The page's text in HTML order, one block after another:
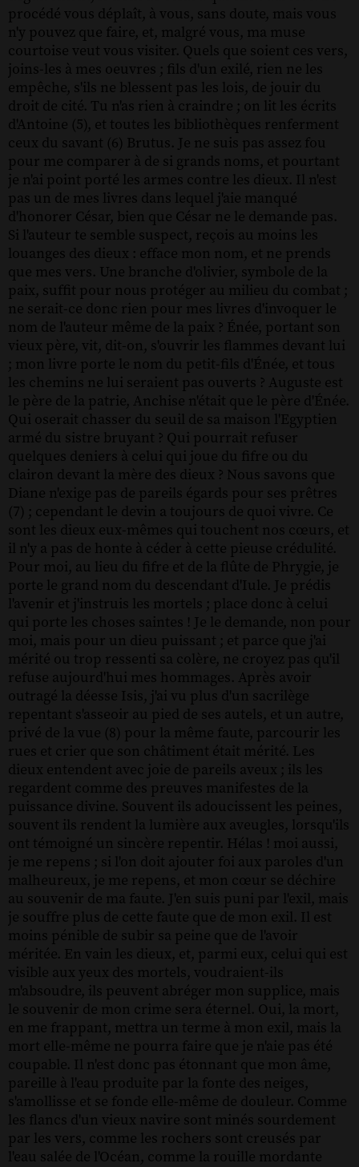
procédé vous déplaît, à vous, sans doute, mais vous
n'y pouvez que faire, et, malgré vous, ma muse
courtoise veut vous visiter. Quels que soient ces vers,
joins-les à mes oeuvres ; fils d'un exilé, rien ne les
empêche, s'ils ne blessent pas les lois, de jouir du
droit de cité. Tu n'as rien à craindre ; on lit les écrits
d'Antoine (5), et toutes les bibliothèques renferment
ceux du savant (6) Brutus. Je ne suis pas assez fou
pour me comparer à de si grands noms, et pourtant
je n'ai point porté les armes contre les dieux. Il n'est
pas un de mes livres dans lequel j'aie manqué
d'honorer César, bien que César ne le demande pas.
Si l'auteur te semble suspect, reçois au moins les
louanges des dieux : efface mon nom, et ne prends
que mes vers. Une branche d'olivier, symbole de la
paix, suffit pour nous protéger au milieu du combat ;
ne serait-ce donc rien pour mes livres d'invoquer le
nom de l'auteur même de la paix ? Énée, portant son
vieux père, vit, dit-on, s'ouvrir les flammes devant lui
; mon livre porte le nom du petit-fils d'Énée, et tous
les chemins ne lui seraient pas ouverts ? Auguste est
le père de la patrie, Anchise n'était que le père d'Énée.
Qui oserait chasser du seuil de sa maison l'Egyptien
armé du sistre bruyant ? Qui pourrait refuser
quelques deniers à celui qui joue du fifre ou du
clairon devant la mère des dieux ? Nous savons que
Diane n'exige pas de pareils égards pour ses prêtres
(7) ; cependant le devin a toujours de quoi vivre. Ce
sont les dieux eux-mêmes qui touchent nos cœurs, et
il n'y a pas de honte à céder à cette pieuse crédulité.
Pour moi, au lieu du fifre et de la flûte de Phrygie, je
porte le grand nom du descendant d'Iule. Je prédis
l'avenir et j'instruis les mortels ; place donc à celui
qui porte les choses saintes ! Je le demande, non pour
moi, mais pour un dieu puissant ; et parce que j'ai
mérité ou trop ressenti sa colère, ne croyez pas qu'il
refuse aujourd'hui mes hommages. Après avoir
outragé la déesse Isis, j'ai vu plus d'un sacrilège
repentant s'asseoir au pied de ses autels, et un autre,
privé de la vue (8) pour la même faute, parcourir les
rues et crier que son châtiment était mérité. Les
dieux entendent avec joie de pareils aveux ; ils les
regardent comme des preuves manifestes de la
puissance divine. Souvent ils adoucissent les peines,
souvent ils rendent la lumière aux aveugles, lorsqu'ils
ont témoigné un sincère repentir. Hélas ! moi aussi,
je me repens ; si l'on doit ajouter foi aux paroles d'un
malheureux, je me repens, et mon cœur se déchire
au souvenir de ma faute. J'en suis puni par l'exil, mais
je souffre plus de cette faute que de mon exil. Il est
moins pénible de subir sa peine que de l'avoir
méritée. En vain les dieux, et, parmi eux, celui qui est
visible aux yeux des mortels, voudraient-ils
m'absoudre, ils peuvent abréger mon supplice, mais
le souvenir de mon crime sera éternel. Oui, la mort,
en me frappant, mettra un terme à mon exil, mais la
mort elle-même ne pourra faire que je n'aie pas été
coupable. Il n'est donc pas étonnant que mon âme,
pareille à l'eau produite par la fonte des neiges,
s'amollisse et se fonde elle-même de douleur. Comme
les flancs d'un vieux navire sont minés sourdement
par les vers, comme les rochers sont creusés par
l'eau salée de l'Océan, comme la rouille mordante